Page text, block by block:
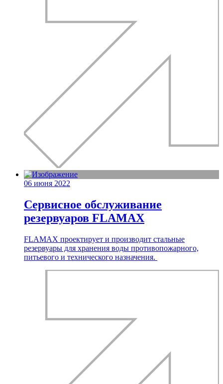
06 июня 2022
Сервисное обслуживание
резервуаров FLAMAX
FLAMAX проектирует и производит стальные
резервуары для хранения воды противопожарного,
питьевого и технического назначения.